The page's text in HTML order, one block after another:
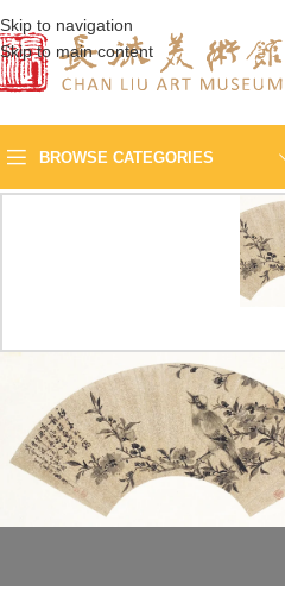
Skip to navigation
Skip to main content
BROWSE CATEGORIES